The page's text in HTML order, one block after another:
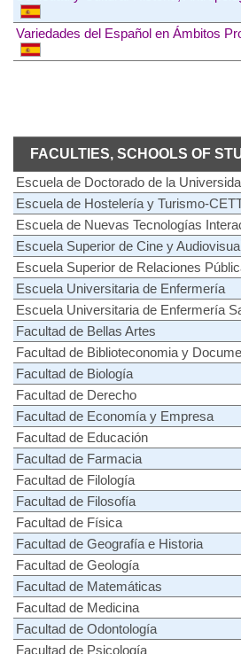
Variedades del Español en Ámbitos
FACULTIES, SCHOOLS OF
Escuela de Doctorado de la
Escuela de Hostelería y Turismo-
Escuela de Nuevas Tecnologías
Escuela Superior de Cine y
Escuela Superior de Relaciones
Escuela Universitaria de Enfermería
Escuela Universitaria de Enfermería
Facultad de Bellas Artes
Facultad de Biblioteconomia y
Facultad de Biología
Facultad de Derecho
Facultad de Economía y Empresa
Facultad de Educación
Facultad de Farmacia
Facultad de Filología
Facultad de Filosofía
Facultad de Física
Facultad de Geografía e Historia
Facultad de Geología
Facultad de Matemáticas
Facultad de Medicina
Facultad de Odontología
Facultad de Psicología